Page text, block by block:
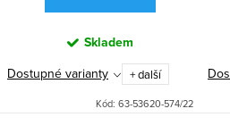
Skladem
Dostupné varianty + další
Kód: 63-53620-574/22